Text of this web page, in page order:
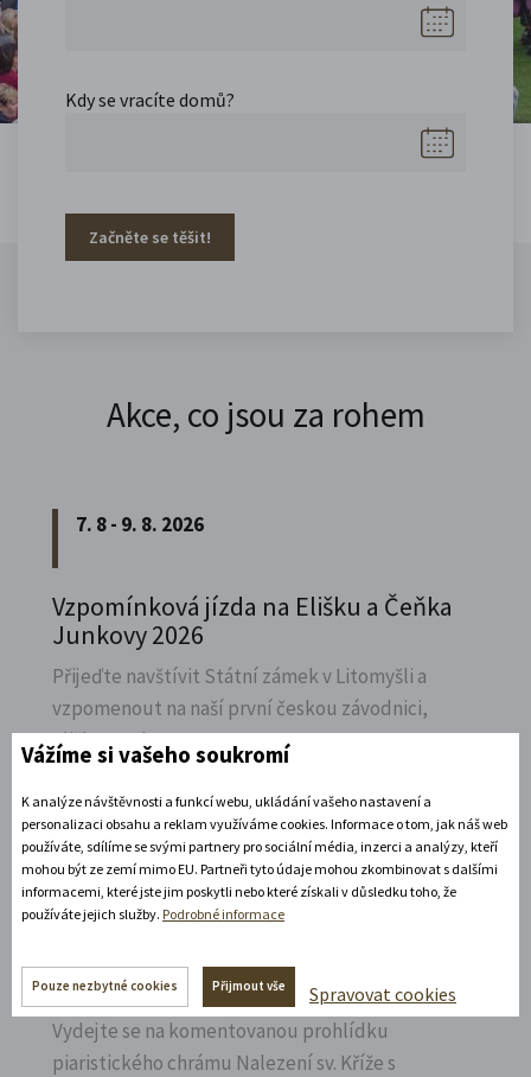
Kdy se vracíte domů?
Začněte se těšit!
Akce, co jsou za rohem
7. 8 - 9. 8. 2026
Vzpomínková jízda na Elišku a Čeňka
Junkovy 2026
Přijeďte navštívit Státní zámek v Litomyšli a
vzpomenout na naší první českou závodnici,
Elišku Junkovou.
Rozbalte si další akce
7. 8. 2026
Speciální prohlídka chrámu s
Ludmilou Marešovou
Kesselgruberovou
Vydejte se na komentovanou prohlídku
piaristického chrámu Nalezení sv. Kříže s
Vážíme si vašeho soukromí
K analýze návštěvnosti a funkcí webu, ukládání vašeho nastavení a
personalizaci obsahu a reklam využíváme cookies. Informace o tom, jak náš web
používáte, sdílíme se svými partnery pro sociální média, inzerci a analýzy, kteří
mohou být ze zemí mimo EU. Partneři tyto údaje mohou zkombinovat s dalšími
informacemi, které jste jim poskytli nebo které získali v důsledku toho, že
používáte jejich služby. Podrobné informace
Pouze nezbytné cookies Přijmout vše Spravovat cookies